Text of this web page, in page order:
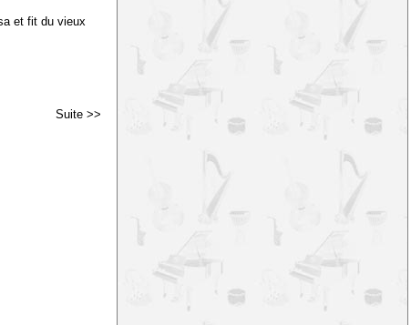
et fit du vieux
Suite >>